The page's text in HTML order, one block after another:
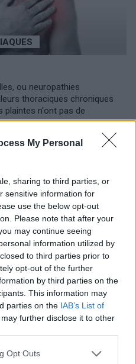
My Personal
sharing to third parties, or
sensitive information for
use the below opt-out
Please note that after your
may continue seeing
information utilized by
to third parties prior to
opt-out of the further
by third parties on the
This information may
parties on the IAB’s List of
further disclose it to other
uses one or more Google
Opt Outs
ou neuropathies
thoraciques chroniques
plaintes n'ont pas de
cathétérisme -